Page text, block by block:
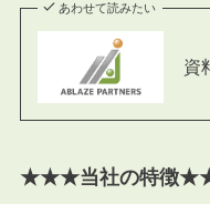
あわせて読みたい
資
★★★当社の特徴